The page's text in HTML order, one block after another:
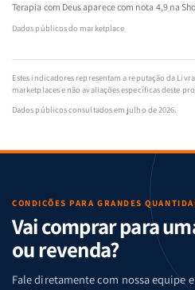
Terapia com Deus aparece com nota 4,9 na
Dados públicos do marketplace
Estes indicadores representam a reputação da
marketplaces e não avaliações específicas deste
Dados públicos consultados em julho de 2026.
CONDIÇÕES PARA GRANDES
Vai comprar para
ou revenda?
Fale diretamente com nossa equipe